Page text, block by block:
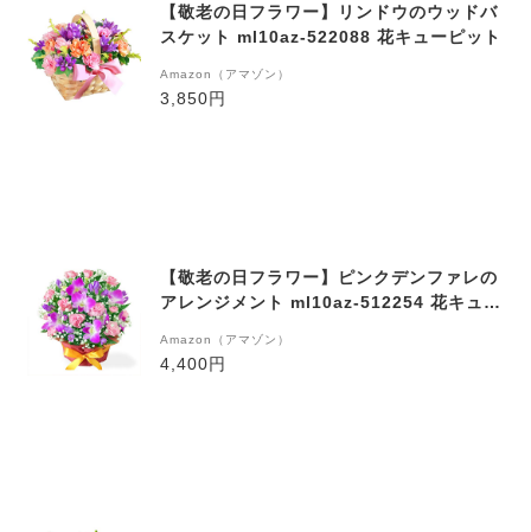
【敬老の日フラワー】リンドウのウッドバ
スケット ml10az-522088 花キューピット
Amazon（アマゾン）
3,850円
【敬老の日フラワー】ピンクデンファレの
アレンジメント ml10az-512254 花キュー
Amazon（アマゾン）
4,400円